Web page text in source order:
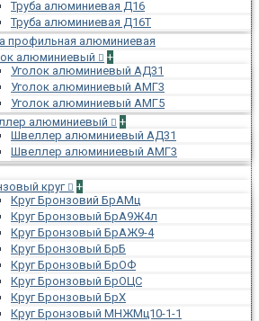
Труба алюминиевая Д16
Труба алюминиевая Д16Т
профильная алюминиевая
алюминиевый
+
Уголок алюминиевый АД31
Уголок алюминиевый АМГ3
Уголок алюминиевый АМГ5
алюминиевый
+
Швеллер алюминиевый АД31
Швеллер алюминиевый АМГ3
круг
+
Круг Бронзовий БрАМц
Круг Бронзовый БрА9Ж4л
Круг Бронзовый БрАЖ9-4
Круг Бронзовый БрБ
Круг Бронзовый БрОФ
Круг Бронзовый БрОЦС
Круг Бронзовый БрХ
Круг Бронзовый МНЖМц10-1-1